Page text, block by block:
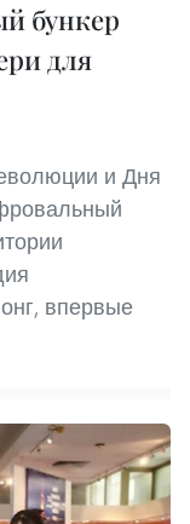
бункер
для
и Дня
впервые